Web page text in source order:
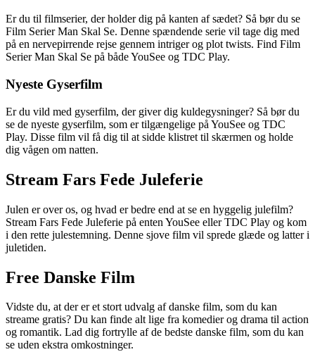
Er du til filmserier, der holder dig på kanten af sædet? Så bør du se
Film Serier Man Skal Se. Denne spændende serie vil tage dig med
på en nervepirrende rejse gennem intriger og plot twists. Find Film
Serier Man Skal Se på både YouSee og TDC Play.
Nyeste Gyserfilm
Er du vild med gyserfilm, der giver dig kuldegysninger? Så bør du
se de nyeste gyserfilm, som er tilgængelige på YouSee og TDC
Play. Disse film vil få dig til at sidde klistret til skærmen og holde
dig vågen om natten.
Stream Fars Fede Juleferie
Julen er over os, og hvad er bedre end at se en hyggelig julefilm?
Stream Fars Fede Juleferie på enten YouSee eller TDC Play og kom
i den rette julestemning. Denne sjove film vil sprede glæde og latter i
juletiden.
Free Danske Film
Vidste du, at der er et stort udvalg af danske film, som du kan
streame gratis? Du kan finde alt lige fra komedier og drama til action
og romantik. Lad dig fortrylle af de bedste danske film, som du kan
se uden ekstra omkostninger.